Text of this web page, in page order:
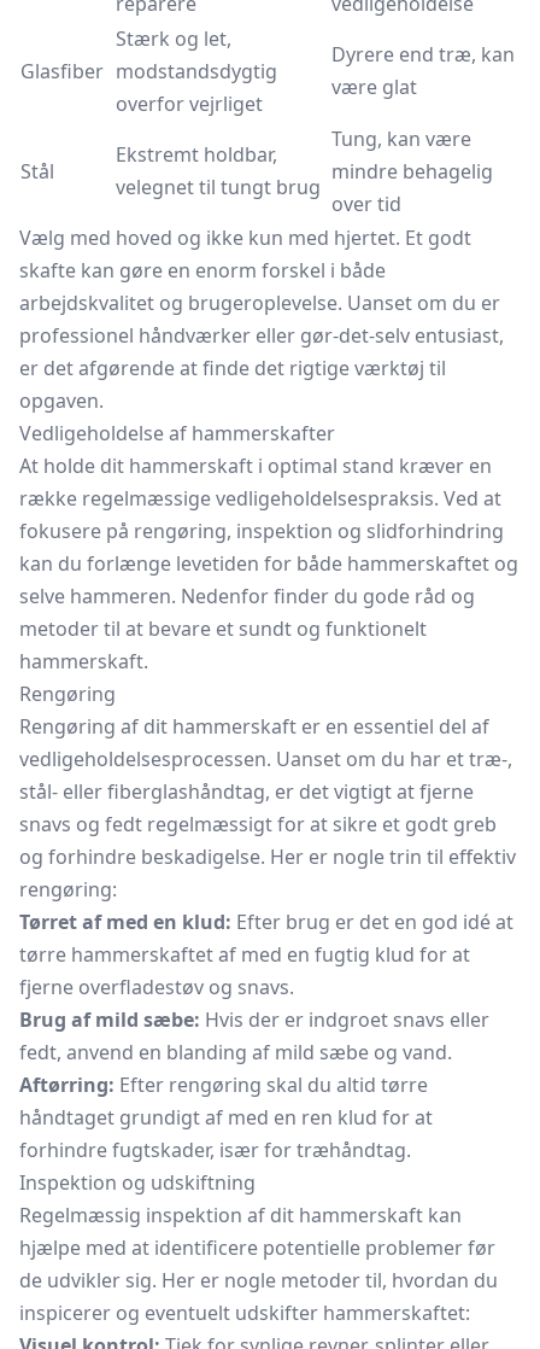
Glasfiber
Stærk og let,
modstandsdygtig
overfor vejrliget
Dyrere end træ, kan
være glat
Stål
Ekstremt holdbar,
velegnet til tungt brug
Tung, kan være
mindre behagelig
over tid
Vælg med hoved og ikke kun med hjertet. Et godt
skafte kan gøre en enorm forskel i både
arbejdskvalitet og brugeroplevelse. Uanset om du er
professionel håndværker eller gør-det-selv entusiast,
er det afgørende at finde det rigtige værktøj til
opgaven.
Vedligeholdelse af hammerskafter
At holde dit hammerskaft i optimal stand kræver en
række regelmæssige vedligeholdelsespraksis. Ved at
fokusere på rengøring, inspektion og slidforhindring
kan du forlænge levetiden for både hammerskaftet og
selve hammeren. Nedenfor finder du gode råd og
metoder til at bevare et sundt og funktionelt
hammerskaft.
Rengøring
Rengøring af dit hammerskaft er en essentiel del af
vedligeholdelsesprocessen. Uanset om du har et træ-,
stål- eller fiberglashåndtag, er det vigtigt at fjerne
snavs og fedt regelmæssigt for at sikre et godt greb
og forhindre beskadigelse. Her er nogle trin til effektiv
rengøring:
Tørret af med en klud: Efter brug er det en god idé at
tørre hammerskaftet af med en fugtig klud for at
fjerne overfladestøv og snavs.
Brug af mild sæbe: Hvis der er indgroet snavs eller
fedt, anvend en blanding af mild sæbe og vand.
Aftørring: Efter rengøring skal du altid tørre
håndtaget grundigt af med en ren klud for at
forhindre fugtskader, især for træhåndtag.
Inspektion og udskiftning
Regelmæssig inspektion af dit hammerskaft kan
hjælpe med at identificere potentielle problemer før
de udvikler sig. Her er nogle metoder til, hvordan du
inspicerer og eventuelt udskifter hammerskaftet: